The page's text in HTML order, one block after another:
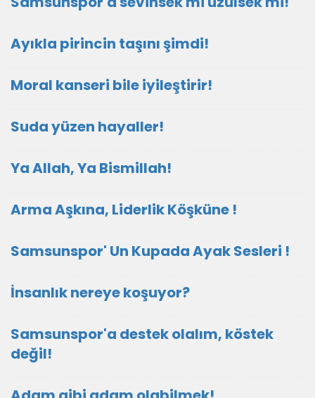
Ayıkla pirincin taşını şimdi!
Moral kanseri bile iyileştirir!
Suda yüzen hayaller!
Ya Allah, Ya Bismillah!
Arma Aşkına, Liderlik Köşküne !
Samsunspor' Un Kupada Ayak Sesleri !
İnsanlık nereye koşuyor?
Samsunspor'a destek olalım, köstek
değil!